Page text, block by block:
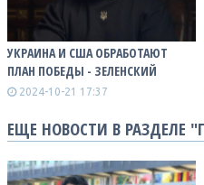
УКРАИНА И США ОБРАБОТАЮТ
ПЛАН ПОБЕДЫ - ЗЕЛЕНСКИЙ
2024-10-21 17:37
ЕЩЕ НОВОСТИ В РАЗДЕЛЕ